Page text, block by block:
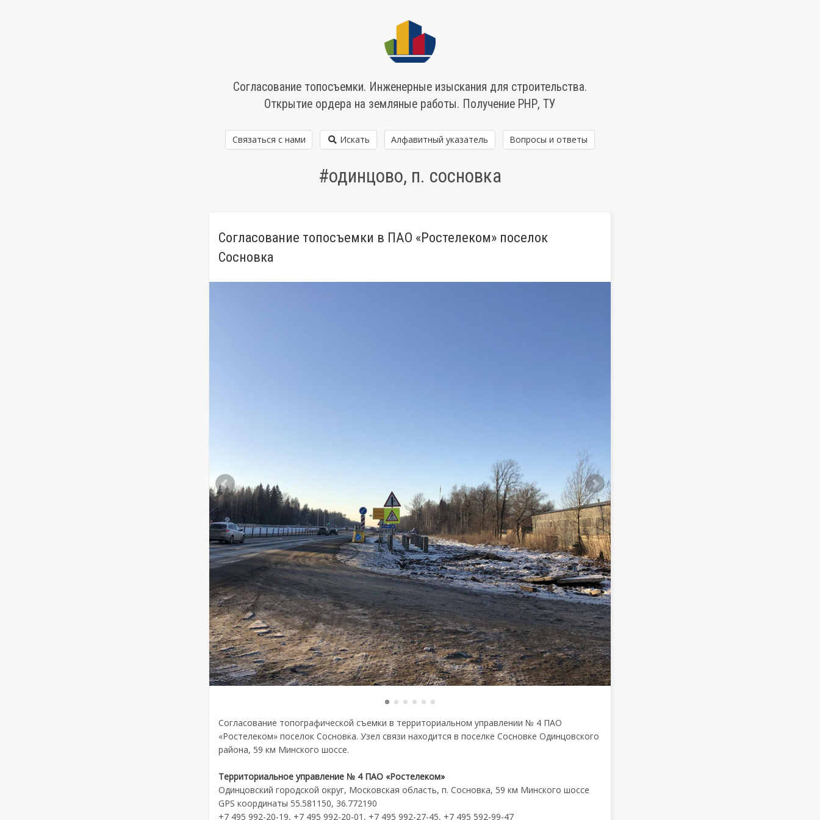
Согласование топосъемки. Инженерные изыскания для строительства.
Открытие ордера на земляные работы. Получение РНР, ТУ
Связаться с нами Искать Алфавитный указатель Вопросы и ответы
#одинцово, п. сосновка
Согласование топосъемки в ПАО «Ростелеком» поселок
Сосновка
Согласование топографической съемки в территориальном управлении № 4 ПАО
«Ростелеком» поселок Сосновка. Узел связи находится в поселке Сосновке Одинцовского
района, 59 км Минского шоссе.
Территориальное управление № 4 ПАО «Ростелеком»
Одинцовский городской округ, Московская область, п. Сосновка, 59 км Минского шоссе
GPS координаты 55.581150, 36.772190
+7 495 992-20-19, +7 495 992-20-01, +7 495 992-27-45, +7 495 592-99-47